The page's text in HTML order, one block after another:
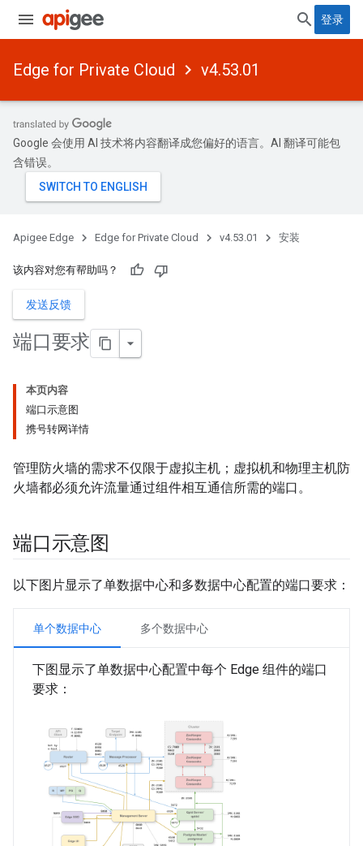
登录
Edge for Private Cloud v4.53.01
Google 会使用 AI 技术将内容翻译成您偏好的语言。AI 翻译可能包
含错误。
Apigee Edge Edge for Private Cloud v4.53.01 安装
该内容对您有帮助吗？
发送反馈
端口要求
本页内容
端口示意图
携号转网详情
管理防火墙的需求不仅限于虚拟主机；虚拟机和物理主机防
火墙都必须允许流量通过组件相互通信所需的端口。
端口示意图
以下图片显示了单数据中心和多数据中心配置的端口要求：
单个数据中心 多个数据中心
下图显示了单数据中心配置中每个 Edge 组件的端口
要求：